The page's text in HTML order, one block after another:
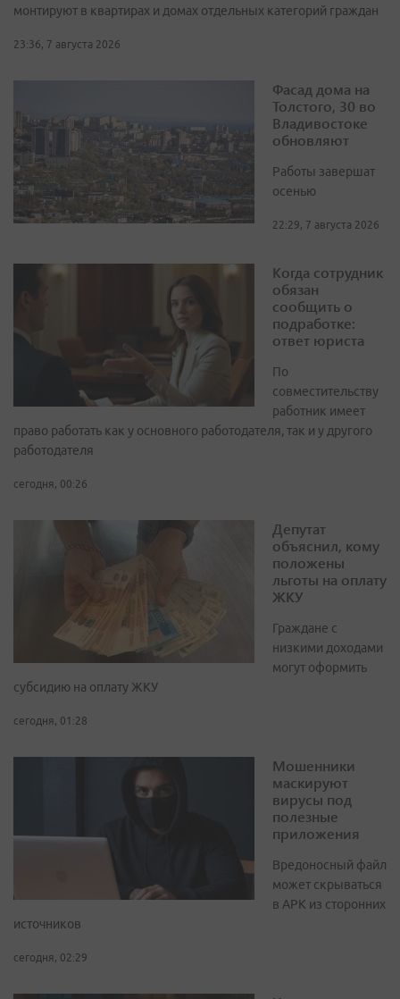
монтируют в квартирах и домах отдельных категорий граждан
23:36, 7 августа 2026
Фасад дома на
Толстого, 30 во
Владивостоке
обновляют
Работы завершат
осенью
22:29, 7 августа 2026
Когда сотрудник
обязан
сообщить о
подработке:
ответ юриста
По
совместительству
работник имеет
право работать как у основного работодателя, так и у другого
работодателя
сегодня, 00:26
Депутат
объяснил, кому
положены
льготы на оплату
ЖКУ
Граждане с
низкими доходами
могут оформить
субсидию на оплату ЖКУ
сегодня, 01:28
Мошенники
маскируют
вирусы под
полезные
приложения
Вредоносный файл
может скрываться
в APK из сторонних
источников
сегодня, 02:29